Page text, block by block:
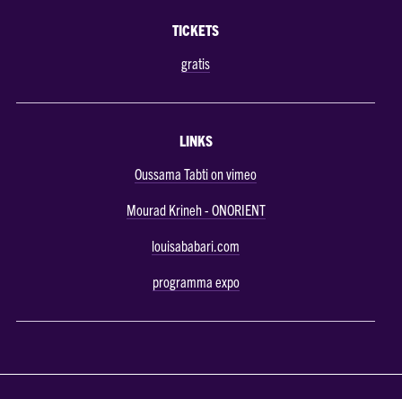
TICKETS
gratis
LINKS
Oussama Tabti on vimeo
Mourad Krineh - ONORIENT
louisababari.com
programma expo